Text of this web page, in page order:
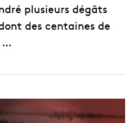
plusieurs dégâts
des centaines de
…